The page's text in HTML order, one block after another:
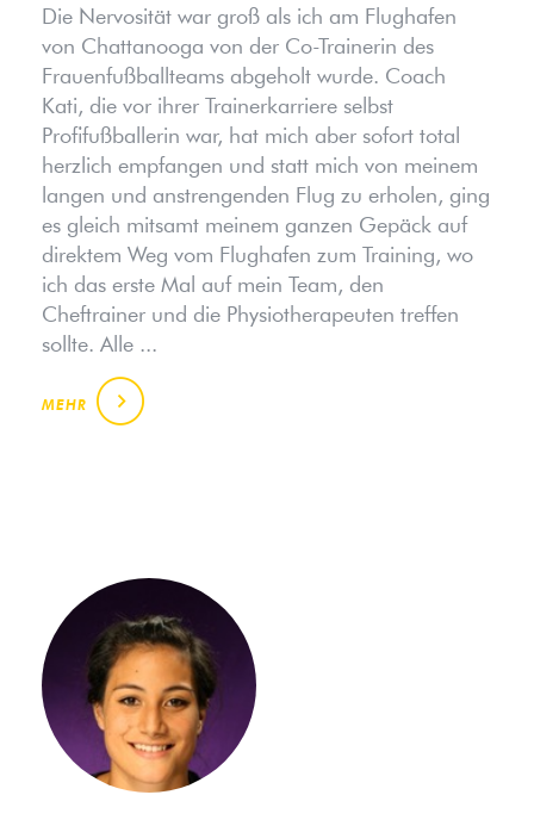
Die Nervosität war groß als ich am Flughafen
von Chattanooga von der Co-Trainerin des
Frauenfußballteams abgeholt wurde. Coach
Kati, die vor ihrer Trainerkarriere selbst
Profifußballerin war, hat mich aber sofort total
herzlich empfangen und statt mich von meinem
langen und anstrengenden Flug zu erholen, ging
es gleich mitsamt meinem ganzen Gepäck auf
direktem Weg vom Flughafen zum Training, wo
ich das erste Mal auf mein Team, den
Cheftrainer und die Physiotherapeuten treffen
sollte. Alle ...
MEHR